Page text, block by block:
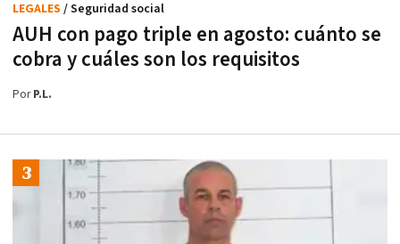
AUH con pago triple en agosto: cuánto se
cobra y cuáles son los requisitos
LEGALES / Seguridad social
PorP.L.